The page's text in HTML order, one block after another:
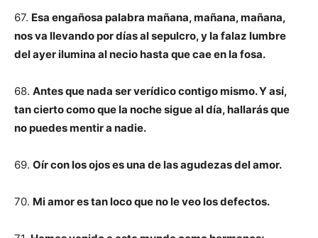
67. Esa engañosa palabra mañana, mañana, mañana,
nos va llevando por días al sepulcro, y la falaz lumbre
del ayer ilumina al necio hasta que cae en la fosa.
68. Antes que nada ser verídico contigo mismo. Y así,
tan cierto como que la noche sigue al día, hallarás que
no puedes mentir a nadie.
69. Oír con los ojos es una de las agudezas del amor.
70. Mi amor es tan loco que no le veo los defectos.